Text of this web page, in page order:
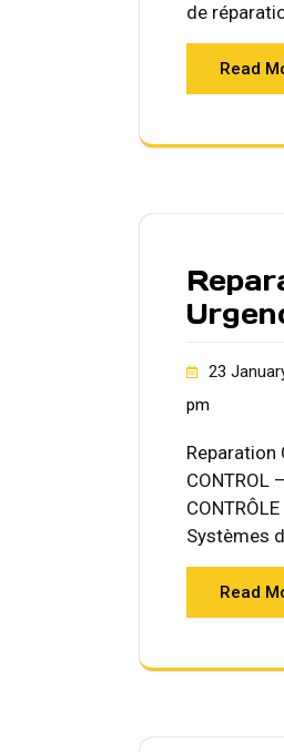
de
Read
23
pm
CONTROL
Systèmes
Read